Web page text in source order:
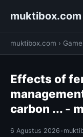
muktibox.com
muktibox.com › Game
Effects of
carbon ... -
6 Agustus 2026 •